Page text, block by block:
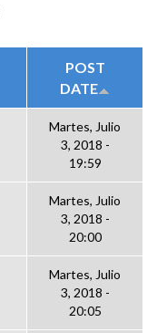
POST
DATE
Martes, Julio
3, 2018 -
19:59
Martes, Julio
3, 2018 -
20:00
Martes, Julio
3, 2018 -
20:05